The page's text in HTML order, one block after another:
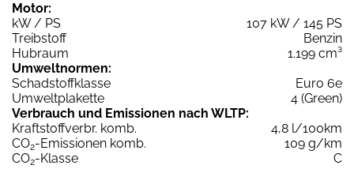
Motor:
kW / PS
107 kW / 145 PS
Treibstoff
Benzin
Hubraum
1.199 cm³
Umweltnormen:
Schadstoffklasse
Euro 6e
Umweltplakette
4 (Green)
Verbrauch und Emissionen nach WLTP:
Kraftstoffverbr. komb.
4,8 l/100km
CO2-Emissionen komb.
109 g/km
CO2-Klasse
C